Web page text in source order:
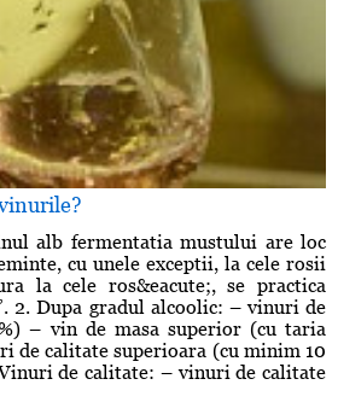
alb fermentatia mustului are loc
cu unele exceptii, la cele rosii
la cele ros&eacute;, se practica
2. Dupa gradul alcoolic: – vinuri de
– vin de masa superior (cu taria
de calitate superioara (cu minim 10
de calitate: – vinuri de calitate